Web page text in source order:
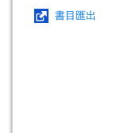
書目匯出